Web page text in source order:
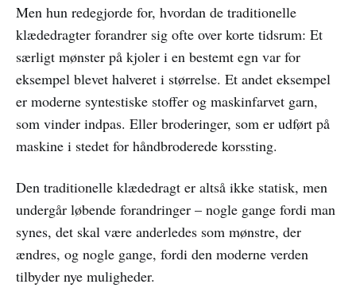
Men hun redegjorde for, hvordan de traditionelle
klædedragter forandrer sig ofte over korte tidsrum: Et
særligt mønster på kjoler i en bestemt egn var for
eksempel blevet halveret i størrelse. Et andet eksempel
er moderne syntestiske stoffer og maskinfarvet garn,
som vinder indpas. Eller broderinger, som er udført på
maskine i stedet for håndbroderede korssting.
Den traditionelle klædedragt er altså ikke statisk, men
undergår løbende forandringer – nogle gange fordi man
synes, det skal være anderledes som mønstre, der
ændres, og nogle gange, fordi den moderne verden
tilbyder nye muligheder.